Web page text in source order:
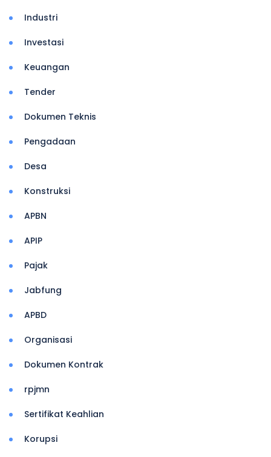
Industri
Investasi
Keuangan
Tender
Dokumen Teknis
Pengadaan
Desa
Konstruksi
APBN
APIP
Pajak
Jabfung
APBD
Organisasi
Dokumen Kontrak
rpjmn
Sertifikat Keahlian
Korupsi